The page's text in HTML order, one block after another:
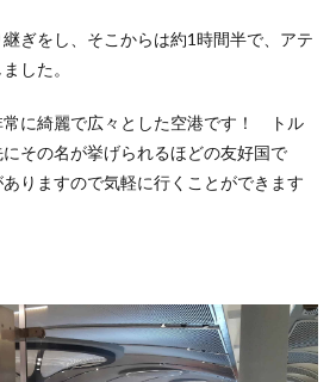
ぎをし、そこからは約1時間半で、アテ
した。
常に綺麗で広々とした空港です！ トル
その名が挙げられるほどの友好国で
りますので気軽に行くことができます